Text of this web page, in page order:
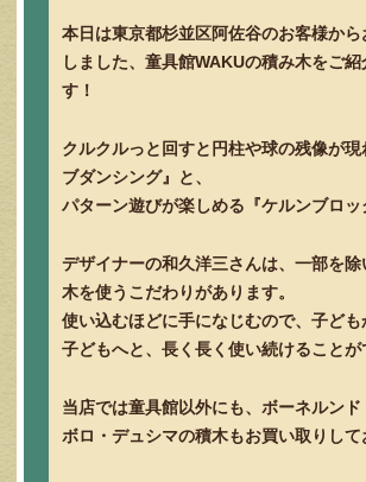
本日は東京都杉並区阿佐谷のお客様から
しました、童具館WAKUの積み木をご紹
す！
クルクルっと回すと円柱や球の残像が
ブダンシング』と、
パターン遊びが楽しめる『ケルンブロッ
デザイナーの和久洋三さんは、一部を除
木を使うこだわりがあります。
使い込むほどに手になじむので、子ど
子どもへと、長く長く使い続けることが
当店では童具館以外にも、ボーネルンド
ボロ・デュシマの積木もお買い取りして